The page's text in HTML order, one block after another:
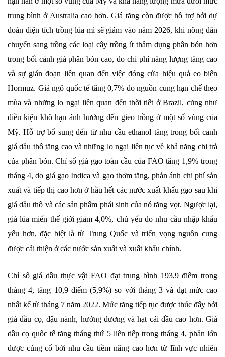
trung bình ở Australia cao hơn. Giá tăng còn được hỗ trợ bởi dự
đoán diện tích trồng lúa mì sẽ giảm vào năm 2026, khi nông dân
chuyển sang trồng các loại cây trồng ít thâm dụng phân bón hơn
trong bối cảnh giá phân bón cao, do chi phí năng lượng tăng cao
và sự gián đoạn liên quan đến việc đóng cửa hiệu quả eo biển
Hormuz. Giá ngô quốc tế tăng 0,7% do nguồn cung hạn chế theo
mùa và những lo ngại liên quan đến thời tiết ở Brazil, cũng như
điều kiện khô hạn ảnh hưởng đến gieo trồng ở một số vùng của
Mỹ. Hỗ trợ bổ sung đến từ nhu cầu ethanol tăng trong bối cảnh
giá dầu thô tăng cao và những lo ngại liên tục về khả năng chi trả
của phân bón. Chỉ số giá gạo toàn cầu của FAO tăng 1,9% trong
tháng 4, do giá gạo Indica và gạo thơm tăng, phản ánh chi phí sản
xuất và tiếp thị cao hơn ở hầu hết các nước xuất khẩu gạo sau khi
giá dầu thô và các sản phẩm phái sinh của nó tăng vọt. Ngược lại,
giá lúa miến thế giới giảm 4,0%, chủ yếu do nhu cầu nhập khẩu
yếu hơn, đặc biệt là từ Trung Quốc và triển vọng nguồn cung
được cải thiện ở các nước sản xuất và xuất khẩu chính.
Chỉ số giá dầu thực vật FAO đạt trung bình 193,9 điểm trong
tháng 4, tăng 10,9 điểm (5,9%) so với tháng 3 và đạt mức cao
nhất kể từ tháng 7 năm 2022. Mức tăng tiếp tục được thúc đẩy bởi
giá dầu cọ, đậu nành, hướng dương và hạt cải dầu cao hơn. Giá
dầu cọ quốc tế tăng tháng thứ 5 liên tiếp trong tháng 4, phần lớn
được củng cố bởi nhu cầu tiềm năng cao hơn từ lĩnh vực nhiên